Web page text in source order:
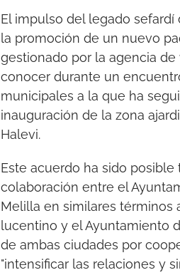
El impulso del legado
la promoción de un nuevo
gestionado por la agencia de
conocer durante un
municipales a la que ha
inauguración de la zona
Halevi.
Este acuerdo ha sido
colaboración entre el
Melilla en similares términos
lucentino y el Ayuntamiento
de ambas ciudades por
"intensificar las relaciones y